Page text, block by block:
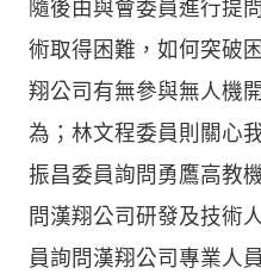
隨後由與會委員進行提
術取得困難，如何突破
翔公司有無參與無人機
為；林文程委員則關心
振昌委員詢問勇鷹高教
問漢翔公司研發及技術
員詢問漢翔公司專業人